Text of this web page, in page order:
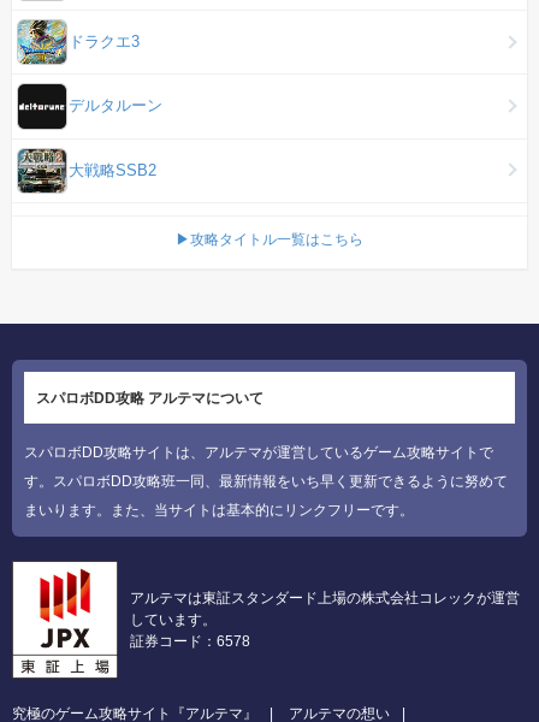
ドラクエ3
デルタルーン
大戦略SSB2
▶攻略タイトル一覧はこちら
スパロボDD攻略 アルテマについて
スパロボDD攻略サイトは、アルテマが運営しているゲーム攻略サイトで
す。スパロボDD攻略班一同、最新情報をいち早く更新できるように努めて
まいります。また、当サイトは基本的にリンクフリーです。
アルテマは東証スタンダード上場の株式会社コレックが運営
しています。
証券コード：6578
究極のゲーム攻略サイト『アルテマ』 アルテマの想い